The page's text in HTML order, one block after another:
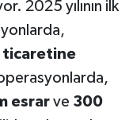
2025 yılının ilk
ticaretine
esrarve 300